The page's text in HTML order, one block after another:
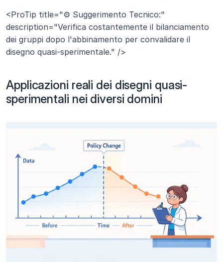
<ProTip title="⚙️ Suggerimento Tecnico:"
description="Verifica costantemente il bilanciamento
dei gruppi dopo l'abbinamento per convalidare il
disegno quasi-sperimentale." />
Applicazioni reali dei disegni quasi-
sperimentali nei diversi domini